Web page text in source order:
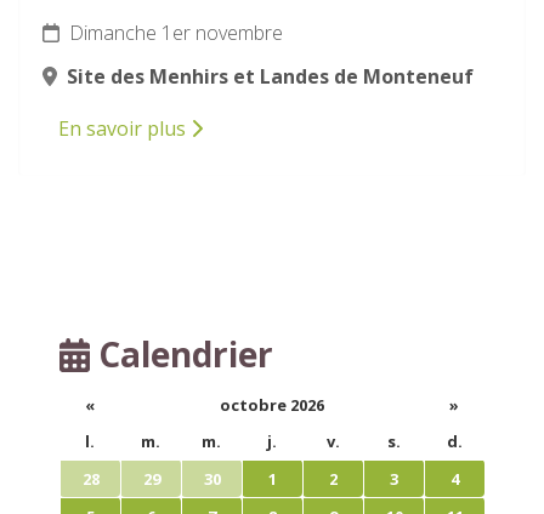
Dimanche 1er novembre
Site des Menhirs et Landes de Monteneuf
En savoir plus
Calendrier
« octobre 2026
»
l.
m. m. j. v. s.
d.
28
29 30 1 2 3
4